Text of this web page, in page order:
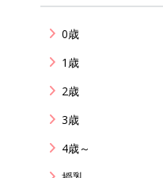
0歳
1歳
2歳
3歳
4歳～